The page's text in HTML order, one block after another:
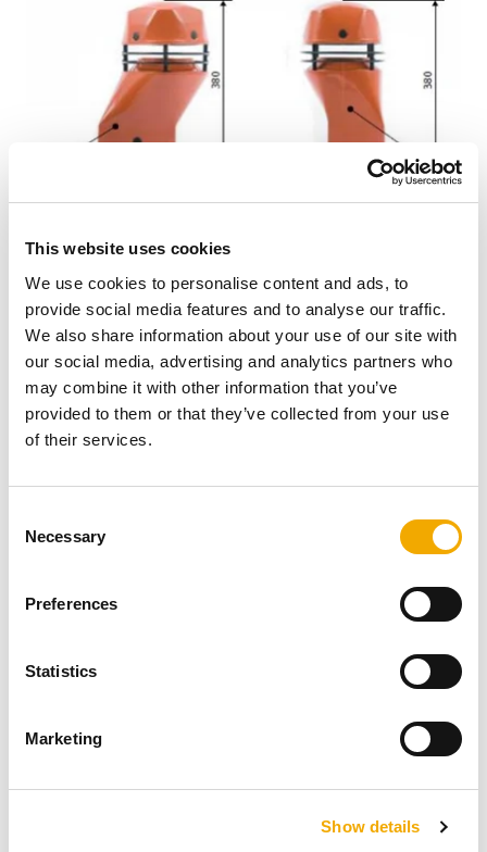
This website uses cookies
We use cookies to personalise content and ads, to
provide social media features and to analyse our traffic.
We also share information about your use of our site with
our social media, advertising and analytics partners who
may combine it with other information that you’ve
provided to them or that they’ve collected from your use
of their services.
Necessary
Preferences
Statistics
Marketing
Show details
Nasada hybrydowa Schiedel Fenko, wykonana w
wariancie montażowym na pustak wentylacyjny
Schiedel w układach nieosiowego ustawienia
montażowego.
Adapter montażowy do nasady
hybrydowej Schiedel Fenko
Adapter montażowy do nasady hybrydowej
Schiedel
Schiedel
Przykłady